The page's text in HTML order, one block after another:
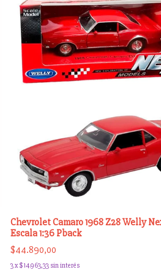
Chevrolet Camaro 1968 Z28 Welly
Escala 1:36 Pback
$44.890,00
3x$14.963,33 sin interés